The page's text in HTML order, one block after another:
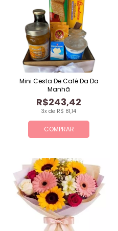
COMPRAR
3x de R$ 81,14
R$243,42
Mini Cesta De Café Da Da
Manhã